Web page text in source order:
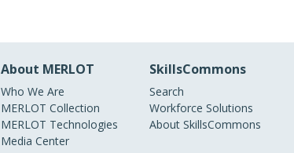
About MERLOT
Who We Are
MERLOT Collection
MERLOT Technologies
Media Center
SkillsCommons
Search
Workforce Solutions
About SkillsCommons